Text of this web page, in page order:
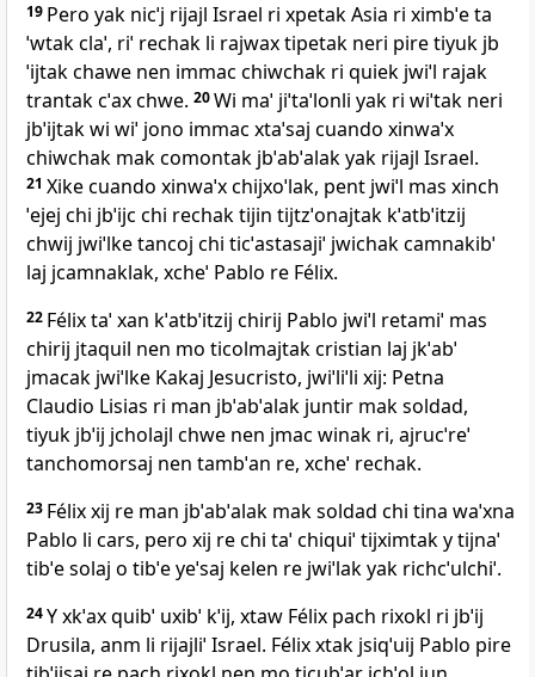
19 Pero yak nicˈj rijajl Israel ri xpetak Asia ri ximbˈe ta
ˈwtak claˈ, riˈ rechak li rajwax tipetak neri pire tiyuk jb
ˈijtak chawe nen immac chiwchak ri quiek jwiˈl rajak
trantak cˈax chwe. 20Wi maˈ jiˈtaˈlonli yak ri wiˈtak neri
jbˈijtak wi wiˈ jono immac xtaˈsaj cuando xinwaˈx
chiwchak mak comontak jbˈabˈalak yak rijajl Israel.
21 Xike cuando xinwaˈx chijxoˈlak, pent jwiˈl mas xinch
ˈejej chi jbˈijc chi rechak tijin tijtzˈonajtak kˈatbˈitzij
chwij jwiˈlke tancoj chi ticˈastasajiˈ jwichak camnakibˈ
laj jcamnaklak, xcheˈ Pablo re Félix.
22 Félix taˈ xan kˈatbˈitzij chirij Pablo jwiˈl retamiˈ mas
chirij jtaquil nen mo ticolmajtak cristian laj jkˈabˈ
jmacak jwiˈlke Kakaj Jesucristo, jwiˈliˈli xij: Petna
Claudio Lisias ri man jbˈabˈalak juntir mak soldad,
tiyuk jbˈij jcholajl chwe nen jmac winak ri, ajrucˈreˈ
tanchomorsaj nen tambˈan re, xcheˈ rechak.
23 Félix xij re man jbˈabˈalak mak soldad chi tina waˈxna
Pablo li cars, pero xij re chi taˈ chiquiˈ tijximtak y tijnaˈ
tibˈe solaj o tibˈe yeˈsaj kelen re jwiˈlak yak richcˈulchiˈ.
24Y xkˈax quibˈ uxibˈ kˈij, xtaw Félix pach rixokl ri jbˈij
Drusila, anm li rijajliˈ Israel. Félix xtak jsiqˈuij Pablo pire